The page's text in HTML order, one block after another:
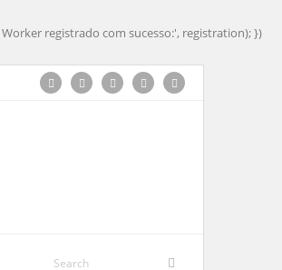
registrado com sucesso:', registration); })